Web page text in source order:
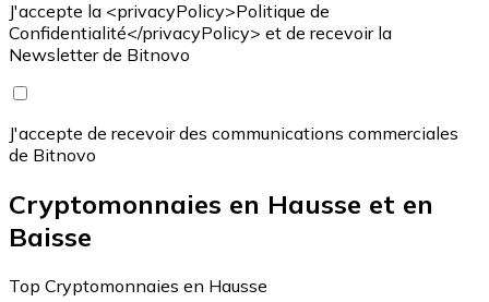
J'accepte la <privacyPolicy>Politique de
Confidentialité</privacyPolicy> et de recevoir la
Newsletter de Bitnovo
J'accepte de recevoir des communications commerciales
de Bitnovo
Cryptomonnaies en Hausse et en
Baisse
Top Cryptomonnaies en Hausse